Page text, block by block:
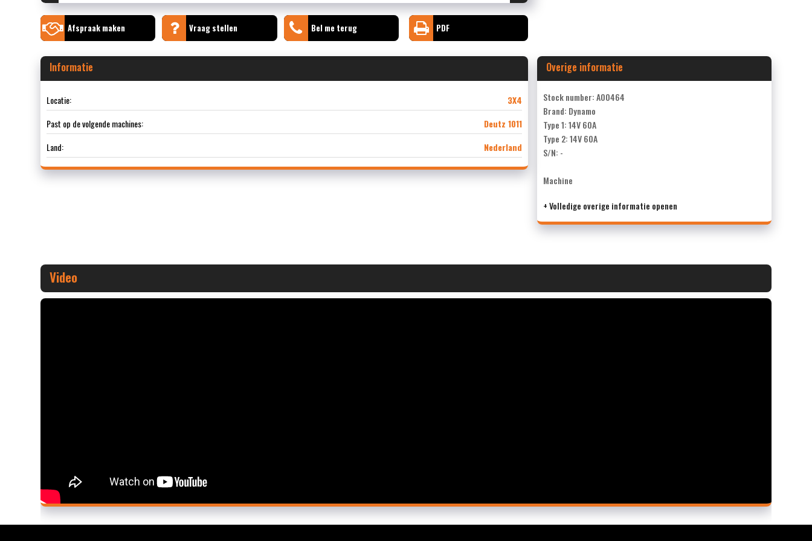
Afspraak maken Vraag stellen Bel me terug PDF
Informatie
Locatie:
3X4
Past op de volgende machines:
Deutz 1011
Land:
Nederland
Overige informatie
Stock number: A00464
Brand: Dynamo
Type 1: 14V 60A
Type 2: 14V 60A
S/N: -
Machine
+ Volledige overige informatie openen
Video